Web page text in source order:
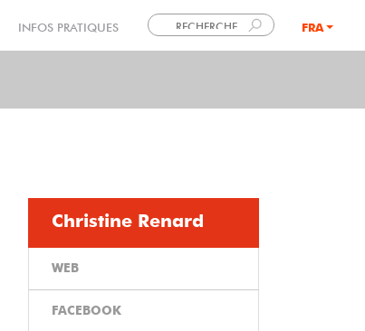
INFOS PRATIQUES FRA
Christine Renard
WEB
FACEBOOK